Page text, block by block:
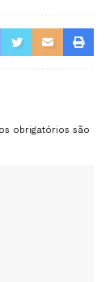
obrigatórios são